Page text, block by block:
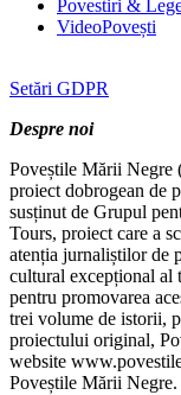
Povestiri &
VideoPovești
Setări GDPR
Despre noi
Poveștile Mării Negre
proiect dobrogean de
susținut de Grupul
Tours, proiect care a
atenția jurnaliștilor de
cultural excepțional al
pentru promovarea
trei volume de istorii,
proiectului original,
website
Poveștile Mării Negre.